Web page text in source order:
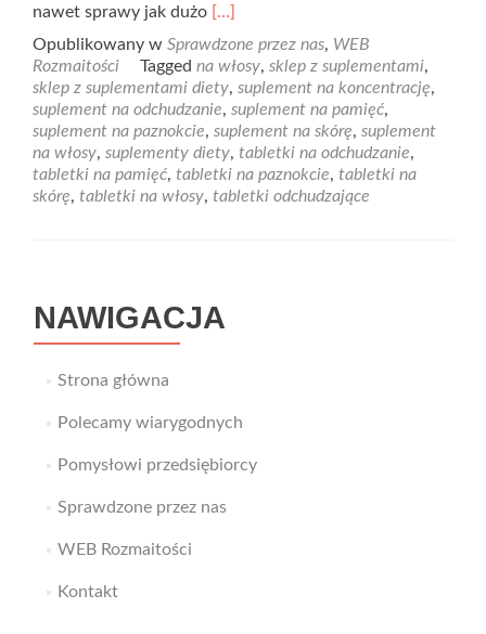
nawet sprawy jak dużo Read
about
Chcesz
mieć
piękne
włosy,
skórę
oraz
paznokcie?
[…]
Opublikowany w Sprawdzone przez nas, WEB
Rozmaitości
Tagged na włosy, sklep z suplementami,
sklep z suplementami diety, suplement na koncentrację,
suplement na odchudzanie, suplement na pamięć,
suplement na paznokcie, suplement na skórę, suplement
na włosy, suplementy diety, tabletki na odchudzanie,
tabletki na pamięć, tabletki na paznokcie, tabletki na
skórę, tabletki na włosy, tabletki odchudzające
NAWIGACJA
Strona główna
Polecamy wiarygodnych
Pomysłowi przedsiębiorcy
Sprawdzone przez nas
WEB Rozmaitości
Kontakt